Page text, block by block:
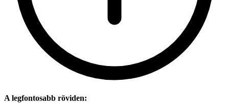
A legfontosabb röviden: